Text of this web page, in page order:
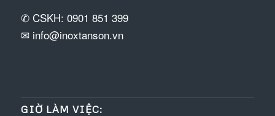
✆ CSKH: 0901 851 399
✉ info@inoxtanson.vn
GIỜ LÀM VIỆC: